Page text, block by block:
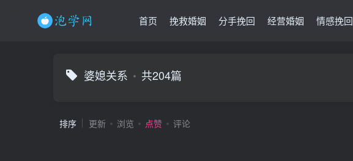
首页 挽救婚姻 分手挽回 经营婚姻 情感挽回
婆媳关系 共204篇
排序 更新 浏览 点赞 评论